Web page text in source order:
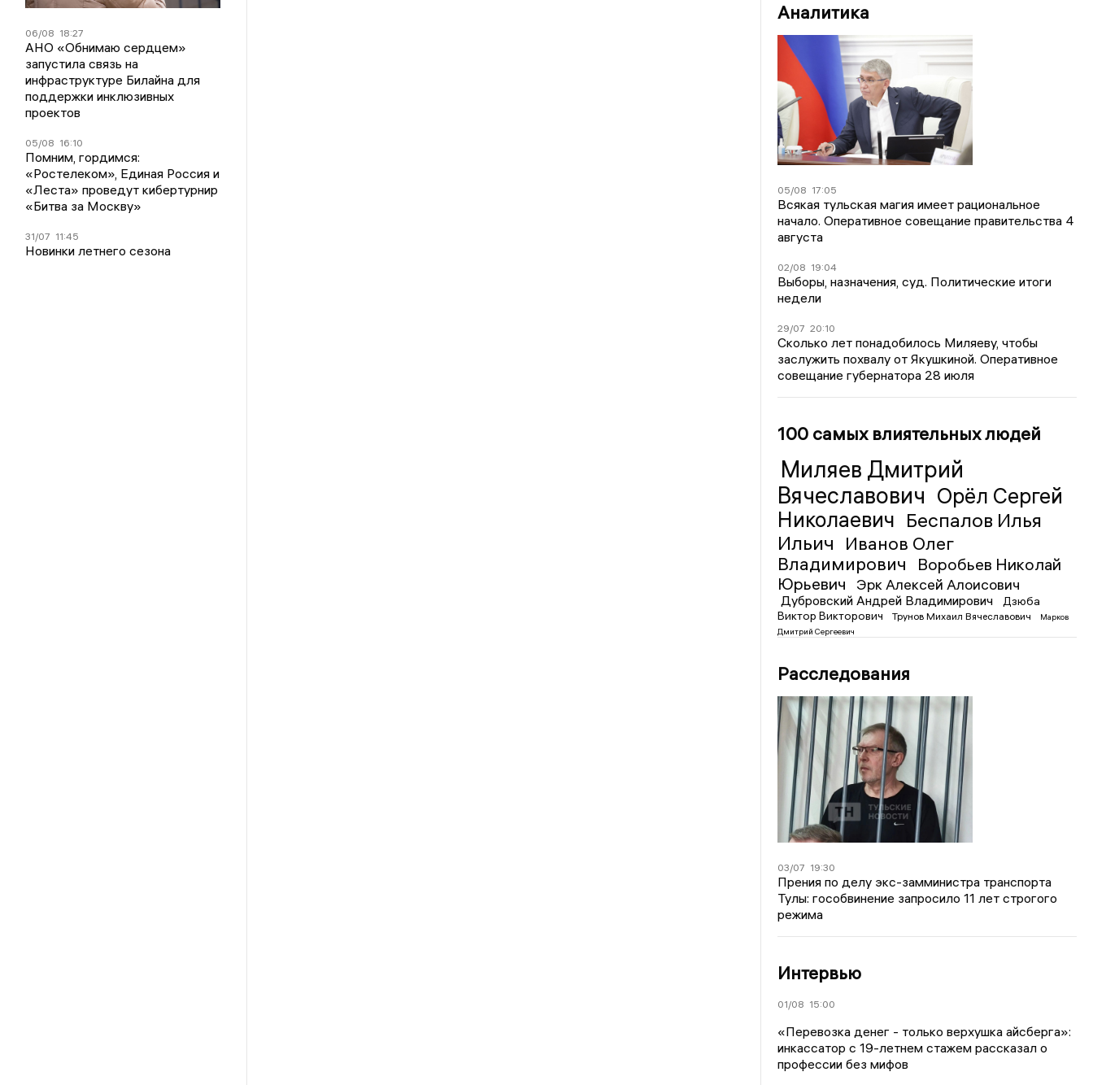
06/08 18:27
АНО «Обнимаю сердцем»
запустила связь на
инфраструктуре Билайна для
поддержки инклюзивных
проектов
05/08 16:10
Помним, гордимся:
«Ростелеком», Единая Россия и
«Леста» проведут кибертурнир
«Битва за Москву»
31/07 11:45
Новинки летнего сезона
Аналитика
05/08 17:05
Всякая тульская магия имеет рациональное
начало. Оперативное совещание правительства 4
августа
02/08 19:04
Выборы, назначения, суд. Политические итоги
недели
29/07 20:10
Сколько лет понадобилось Миляеву, чтобы
заслужить похвалу от Якушкиной. Оперативное
совещание губернатора 28 июля
100 самых влиятельных людей
Миляев Дмитрий
Вячеславович Орёл Сергей
Николаевич Беспалов Илья
Ильич
Иванов Олег
Владимирович
Воробьев Николай
Юрьевич
Эрк Алексей Алоисович
Дубровский Андрей Владимирович
Дзюба
Виктор Викторович
Трунов Михаил Вячеславович
Марков
Дмитрий Сергеевич
Расследования
03/07 19:30
Прения по делу экс-замминистра транспорта
Тулы: гособвинение запросило 11 лет строгого
режима
Интервью
01/08 15:00
«Перевозка денег - только верхушка айсберга»:
инкассатор с 19-летнем стажем рассказал о
профессии без мифов